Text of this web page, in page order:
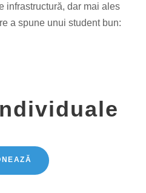
infrastructură, dar mai ales
a spune unui student bun: